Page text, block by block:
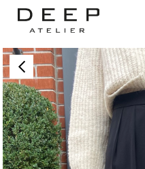
Anasayfa Siyah Pensli Palazzo Pantolon